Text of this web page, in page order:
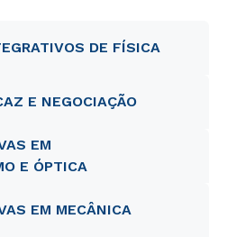
DE FÍSICA
E NEGOCIAÇÃO
EM
E ÓPTICA
EM MECÂNICA